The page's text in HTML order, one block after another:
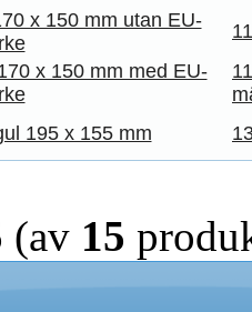
(av 15